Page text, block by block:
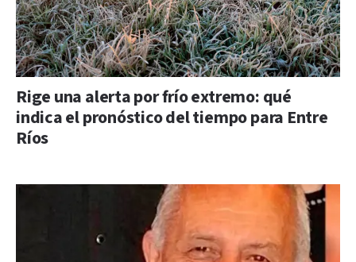
Rige una alerta por frío extremo: qué
indica el pronóstico del tiempo para Entre
Ríos